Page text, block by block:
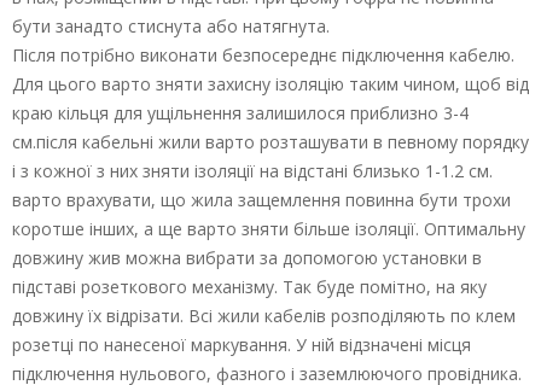
бути занадто стиснута або натягнута.
Після потрібно виконати безпосереднє підключення кабелю.
Для цього варто зняти захисну ізоляцію таким чином, щоб від
краю кільця для ущільнення залишилося приблизно 3-4
см.після кабельні жили варто розташувати в певному порядку
і з кожної з них зняти ізоляції на відстані близько 1-1.2 см.
варто врахувати, що жила защемлення повинна бути трохи
коротше інших, а ще варто зняти більше ізоляції. Оптимальну
довжину жив можна вибрати за допомогою установки в
підставі розеткового механізму. Так буде помітно, на яку
довжину їх відрізати. Всі жили кабелів розподіляють по клем
розетці по нанесеної маркування. У ній відзначені місця
підключення нульового, фазного і заземлюючого провідника.